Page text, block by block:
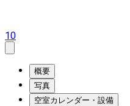
10
概要
写真
空室カレンダー・設備